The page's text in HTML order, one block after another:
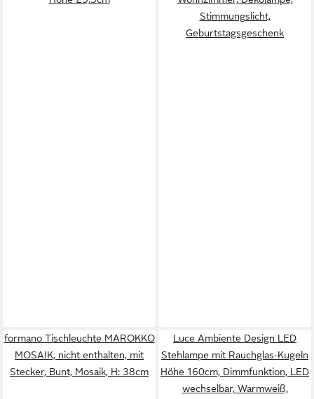
Stimmungslicht,
Geburtstagsgeschenk
formano Tischleuchte MAROKKO
MOSAIK, nicht enthalten, mit
Stecker, Bunt, Mosaik, H: 38cm
Luce Ambiente Design LED
Stehlampe mit Rauchglas-Kugeln
Höhe 160cm, Dimmfunktion, LED
wechselbar, Warmweiß,